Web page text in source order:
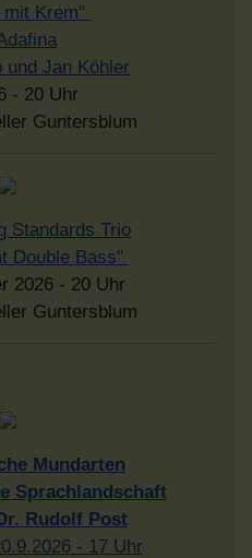
Krem"
und Jan Köhler
- 20 Uhr
Guntersblum
Standards Trio
Double Bass"
2026 - 20 Uhr
Guntersblum
Mundarten
Sprachlandschaft
Rudolf Post
- 17 Uhr